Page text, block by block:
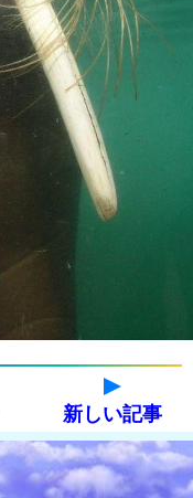
新しい記事